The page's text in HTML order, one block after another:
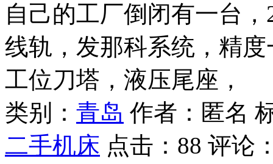
自己的工厂倒闭有一台
线轨，发那科系统，精
工位刀塔，液压尾座，
类别： 青岛 作者：匿名
二手机床 点击： 88 评论